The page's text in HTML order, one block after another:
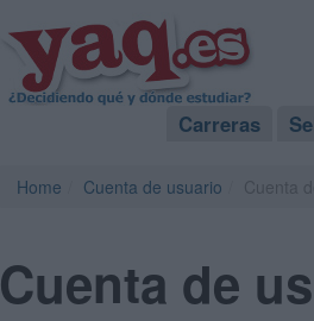
Carreras
Home Cuenta de usuario
Cuenta de